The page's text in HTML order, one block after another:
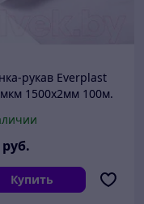
рукав Everplast
1500x2мм 100м.
руб.
Купить